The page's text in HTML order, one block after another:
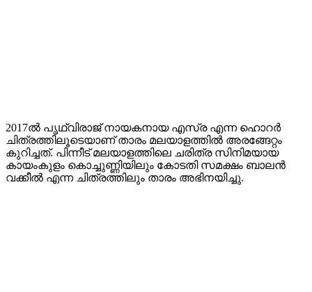
2017ൽ പൃഥ്വിരാജ് നായകനായ എസ്ര എന്ന ഹൊറർ
ചിത്രത്തിലൂടെയാണ് താരം മലയാളത്തിൽ അരങ്ങേറ്റം
കുറിച്ചത്. പിന്നീട് മലയാളത്തിലെ ചരിത്ര സിനിമയായ
കായംകുളം കൊച്ചുണ്ണിയിലും കോടതി സമക്ഷം ബാലൻ
വക്കീൽ എന്ന ചിത്രത്തിലും താരം അഭിനയിച്ചു.